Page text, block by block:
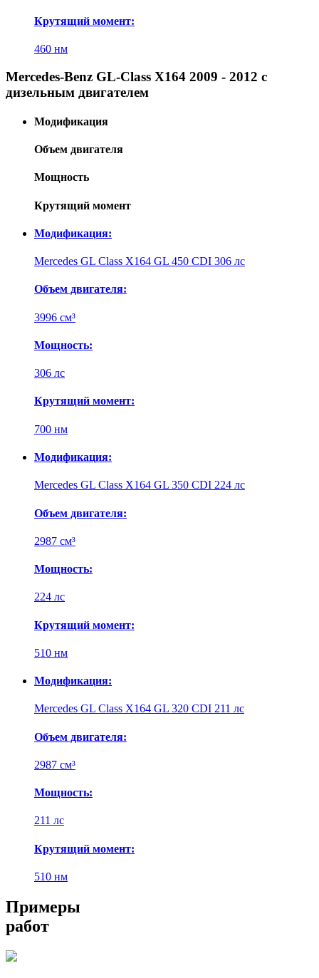
Крутящий момент:
460 нм
Mercedes-Benz GL-Class X164 2009 - 2012 с
дизельным двигателем
Модификация
Объем двигателя
Мощность
Крутящий момент
Модификация:
Mercedes GL Class X164 GL 450 CDI 306 лс
Объем двигателя:
3996 см³
Мощность:
306 лс
Крутящий момент:
700 нм
Модификация:
Mercedes GL Class X164 GL 350 CDI 224 лс
Объем двигателя:
2987 см³
Мощность:
224 лс
Крутящий момент:
510 нм
Модификация:
Mercedes GL Class X164 GL 320 CDI 211 лс
Объем двигателя:
2987 см³
Мощность:
211 лс
Крутящий момент:
510 нм
Примеры
работ